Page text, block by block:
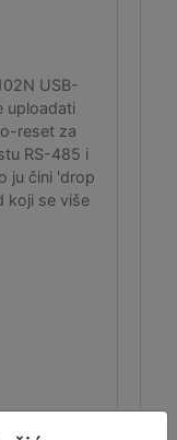
USB-
uploadati
reset za
RS-485 i
ju čini 'drop
koji se više